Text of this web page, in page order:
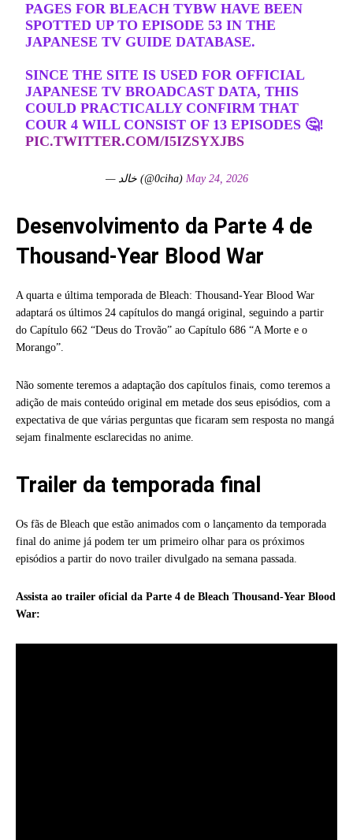
PAGES FOR BLEACH TYBW HAVE BEEN
SPOTTED UP TO EPISODE 53 IN THE
JAPANESE TV GUIDE DATABASE.
SINCE THE SITE IS USED FOR OFFICIAL
JAPANESE TV BROADCAST DATA, THIS
COULD PRACTICALLY CONFIRM THAT
COUR 4 WILL CONSIST OF 13 EPISODES 🤔!
PIC.TWITTER.COM/I5IZSYXJBS
— خالد (@0ciha) May 24, 2026
Desenvolvimento da Parte 4 de
Thousand-Year Blood War
A quarta e última temporada de Bleach: Thousand-Year Blood War
adaptará os últimos 24 capítulos do mangá original, seguindo a partir
do Capítulo 662 “Deus do Trovão” ao Capítulo 686 “A Morte e o
Morango”.
Não somente teremos a adaptação dos capítulos finais, como teremos a
adição de mais conteúdo original em metade dos seus episódios, com a
expectativa de que várias perguntas que ficaram sem resposta no mangá
sejam finalmente esclarecidas no anime.
Trailer da temporada final
Os fãs de Bleach que estão animados com o lançamento da temporada
final do anime já podem ter um primeiro olhar para os próximos
episódios a partir do novo trailer divulgado na semana passada.
Assista ao trailer oficial da Parte 4 de Bleach Thousand-Year Blood
War: